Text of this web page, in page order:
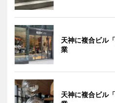
天神に複合ビル
業
天神に複合ビル